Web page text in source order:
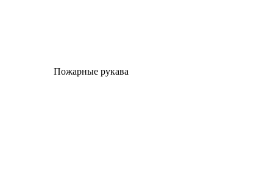
Пожарные рукава